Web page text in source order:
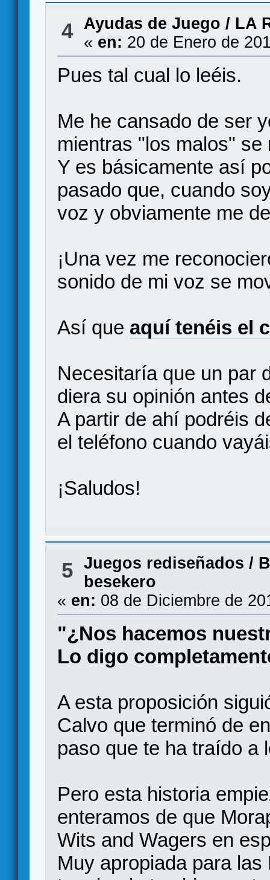
4 Ayudas de Juego / LA
« en: 20 de Enero de
Pues tal cual lo leéis.
Me he cansado de ser
mientras "los malos" se
Y es básicamente así
pasado que, cuando
voz y obviamente me
¡Una vez me
sonido de mi voz se
Así que aquí tenéis el
Necesitaría que un par
diera su opinión antes
A partir de ahí podréis
el teléfono cuando
¡Saludos!
5 Juegos rediseñados /
besekero
« en: 08 de Diciembre de
"¿Nos hacemos
Lo digo
A esta proposición
Calvo que terminó de
paso que te ha traído a
Pero esta historia
enteramos de que
Wits and Wagers en
Muy apropiada para